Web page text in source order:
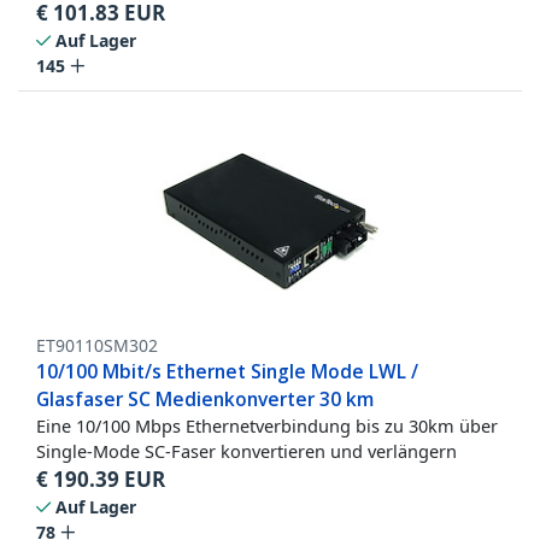
€ 101.83 EUR
Auf Lager
145
ET90110SM302
10/100 Mbit/s Ethernet Single Mode LWL /
Glasfaser SC Medienkonverter 30 km
Eine 10/100 Mbps Ethernetverbindung bis zu 30km über
Single-Mode SC-Faser konvertieren und verlängern
€ 190.39 EUR
Auf Lager
78